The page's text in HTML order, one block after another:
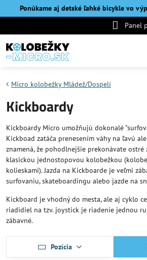
Ponúkame aj detské ľahké bicykle vo
Panel
Micro kolobežky Mládež/Dospelí
Kickboardy
Kickboardy Micro umožňujú dokonalé
Kickboad zatáča prenesením váhy na ľavú
znamená, že pohodlnejšie prekonávate
klasickou jednostopovou kolobežkou
kolieskami). Jazda na Kickboarde je veľmi
surfovaniu, skateboardingu alebo jazde na
Kickboard je vhodný do mesta, ale aj cyklo
riadidiel na tzv. joystick je riadenie jednou
zábavné.
Pozícia